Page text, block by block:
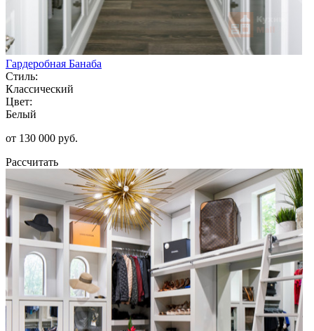
Гардеробная Банаба
Стиль:
Классический
Цвет:
Белый
от 130 000 руб.
Рассчитать